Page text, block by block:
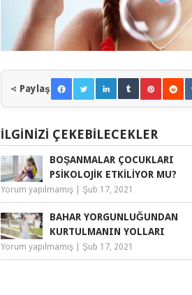
Paylaş
İLGINIZI ÇEKEBILECEKLER
BOŞANMALAR ÇOCUKLARI
PSIKOLOJIK ETKILIYOR MU?
Yorum yapılmamış Şub 17, 2021
BAHAR YORGUNLUĞUNDAN
KURTULMANIN YOLLARI
Yorum yapılmamış Şub 17, 2021